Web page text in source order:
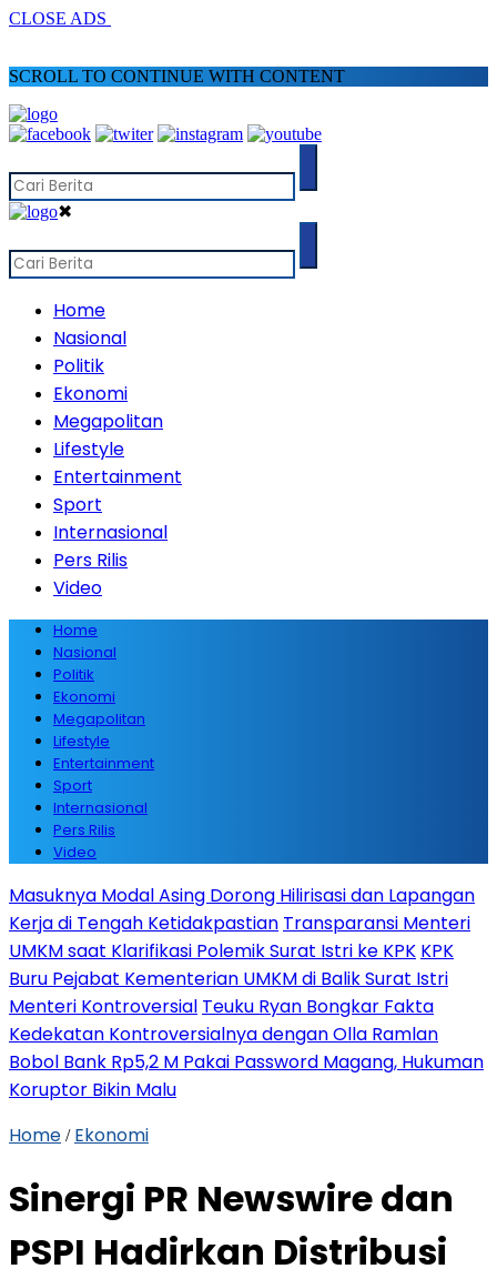
CLOSE ADS
SCROLL TO CONTINUE WITH CONTENT
✖
Home
Nasional
Politik
Ekonomi
Megapolitan
Lifestyle
Entertainment
Sport
Internasional
Pers Rilis
Video
Home
Nasional
Politik
Ekonomi
Megapolitan
Lifestyle
Entertainment
Sport
Internasional
Pers Rilis
Video
Masuknya Modal Asing Dorong Hilirisasi dan Lapangan
Kerja di Tengah Ketidakpastian Transparansi Menteri
UMKM saat Klarifikasi Polemik Surat Istri ke KPK KPK
Buru Pejabat Kementerian UMKM di Balik Surat Istri
Menteri Kontroversial Teuku Ryan Bongkar Fakta
Kedekatan Kontroversialnya dengan Olla Ramlan
Bobol Bank Rp5,2 M Pakai Password Magang, Hukuman
Koruptor Bikin Malu
Home / Ekonomi
Sinergi PR Newswire dan
PSPI Hadirkan Distribusi